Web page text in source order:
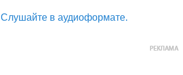
Слушайте в аудиоформате.